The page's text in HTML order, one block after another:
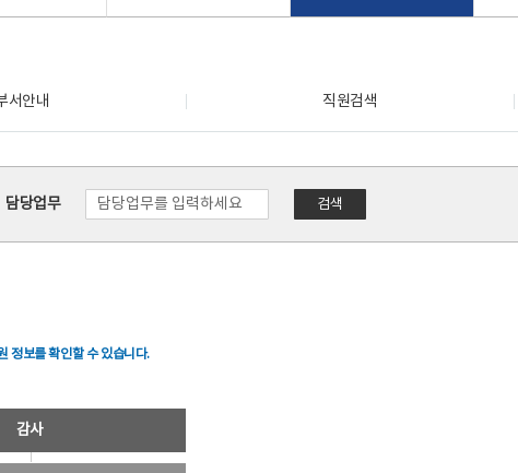
서안내 직원검색
담당업무 검색
정보를 확인할 수 있습니다.
감사